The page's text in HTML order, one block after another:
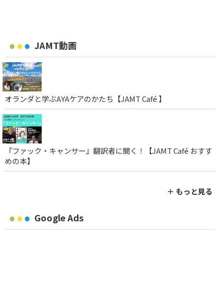
JAMT動画
オランダと学ぶAYAケアのかたち【JAMT Café 】
『ファック・キャンサー』翻訳者に聞く！【JAMT Café おすす
めの本】
＋ もっと見る
Google Ads